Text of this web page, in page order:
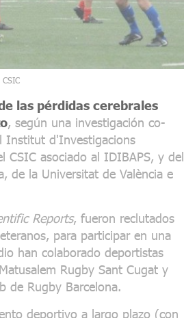
las pérdidas cerebrales
, según una investigación co-
Institut d'Investigacions
CSIC asociado al IDIBAPS, y del
de la Universitat de València e
Reports, fueron reclutados
para participar en una
han colaborado deportistas
Rugby Sant Cugat y
de Rugby Barcelona.
deportivo a largo plazo (con